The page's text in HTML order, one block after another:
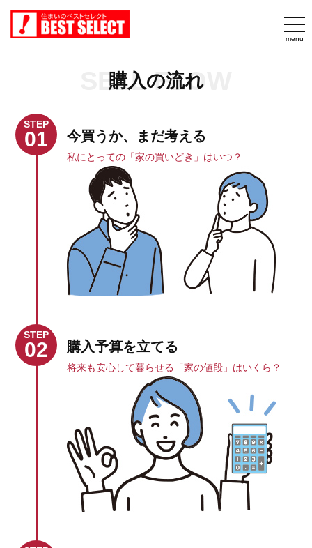
購入の流れ
SELL FLOW
STEP
01 今買うか、まだ考える
私にとっての「家の買いどき」はいつ？
STEP
02 購入予算を立てる
将来も安心して暮らせる「家の値段」はいくら？